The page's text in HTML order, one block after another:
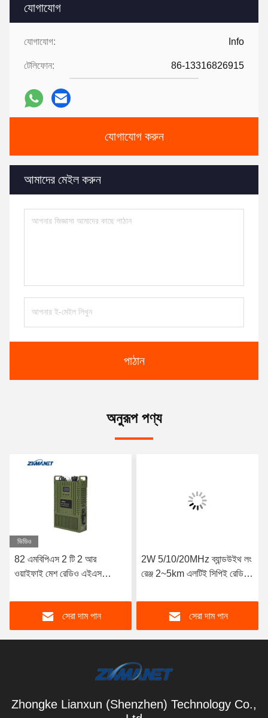
যোগাযোগ
যোগাযোগ: Info
টেলিফোন: 86-13316826915
যোগাযোগ করুন
আমাদের মেইল ​​করুন
পাঠান
অনুরূপ পণ্য
ভিডিও
82 এমবিপিএস 2 টি 2 আর
ওয়াইফাই মেশ রেডিও এইএস
লেটেন্সি ভিডিও ট্রান্সমিটার
সেরা দাম পান
2W 5/10/20MHz ব্যান্ডউইথ লং
রেঞ্জ 2~5km এলটিই সিপিই রেডিও
সেরা দাম পান
Zhongke Lianxun (Shenzhen) Technology Co.,